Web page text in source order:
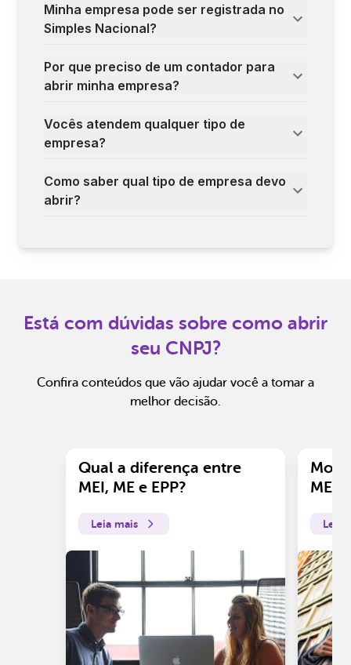
Minha empresa pode ser registrada no
Simples Nacional?
Por que preciso de um contador para
abrir minha empresa?
Vocês atendem qualquer tipo de
empresa?
Como saber qual tipo de empresa devo
abrir?
Está com dúvidas sobre como abrir
seu CNPJ?
Confira conteúdos que vão ajudar você a tomar a
melhor decisão.
Qual a diferença entre
MEI, ME e EPP?
Leia mais
ME?
Leia